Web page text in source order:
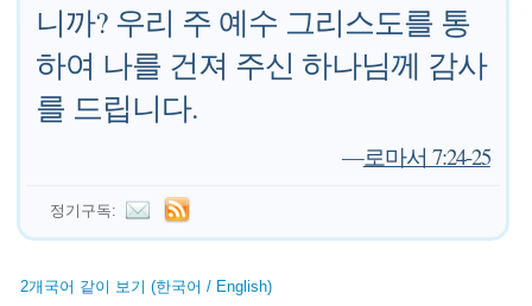
니까? 우리 주 예수 그리스도를 통
하여 나를 건져 주신 하나님께 감사
를 드립니다.
—로마서 7:24-25
정기구독:
2개국어 같이 보기 (한국어 / English)